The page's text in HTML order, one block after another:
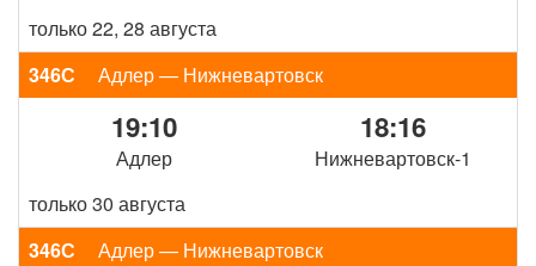
только 22, 28 августа
346С
Адлер — Нижневартовск
19:10
Адлер
18:16
Нижневартовск-1
только 30 августа
346С
Адлер — Нижневартовск